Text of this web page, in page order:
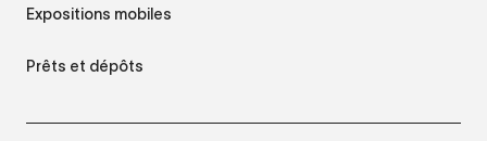
Expositions mobiles
Prêts et dépôts